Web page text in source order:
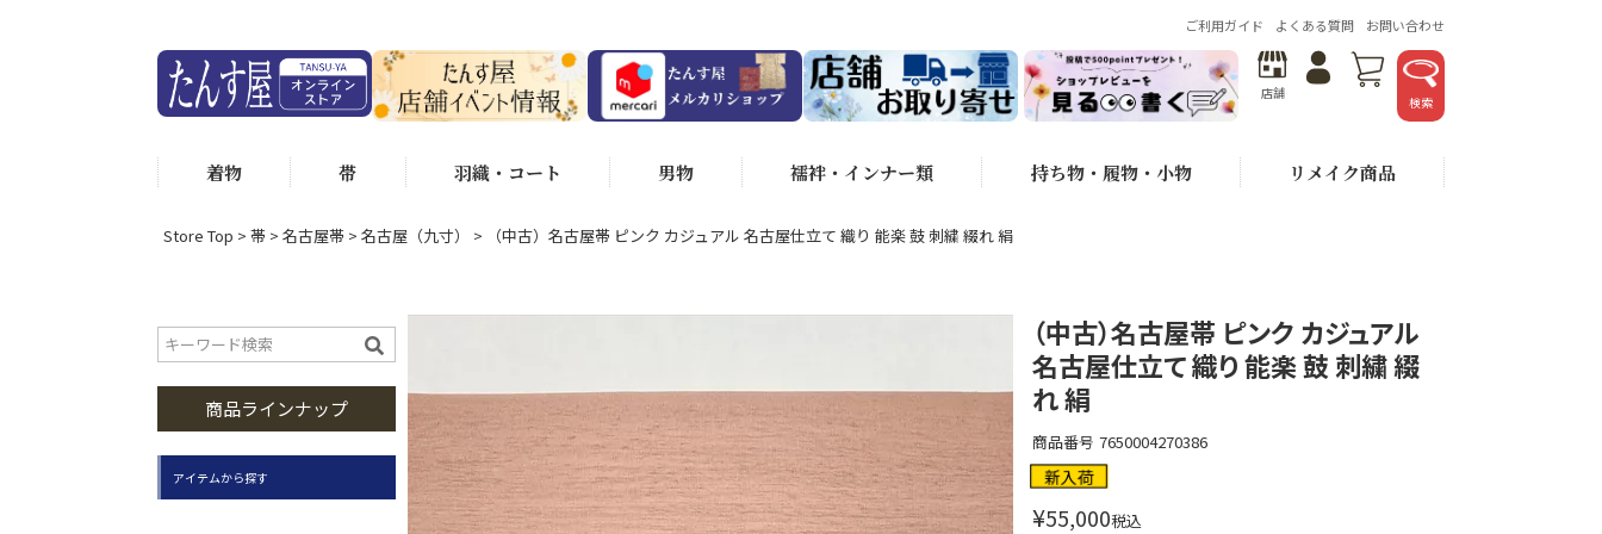
ご利用ガイド よくある質問 お問い合わせ
店舗
検索
着物 帯 羽織・コート 男物 襦袢・インナー類 持ち物・履物・小物 リメイク商品
Store Top 帯 名古屋帯 名古屋（九寸） （中古）名古屋帯 ピンク カジュアル 名古屋仕立て 織り 能楽 鼓 刺繍 綴れ 絹
商品ラインナップ
アイテムから探す
（中古）名古屋帯 ピンク カジュアル
名古屋仕立て 織り 能楽 鼓 刺繍 綴
れ 絹
商品番号 7650004270386
新入荷
¥55,000税込